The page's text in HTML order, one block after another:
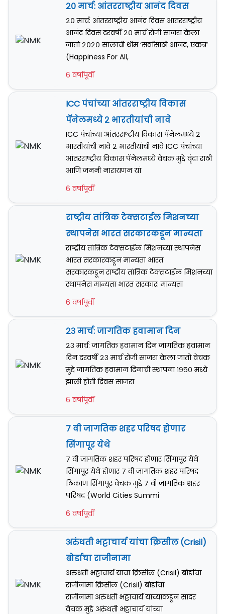
२० मार्च: आंतरराष्ट्रीय आनंद दिवस
२० मार्च: आंतरराष्ट्रीय आनंद दिवस आंतरराष्ट्रीय
आनंद दिवस दरवर्षी २० मार्च रोजी साजरा केला
जातो २०२० सालाची थीम ‘सर्वांसाठी आनंद, एकत्र’
(Happiness For All,
6 वर्षापूर्वी
ICC पंचांच्या आंतरराष्ट्रीय विकास
पॅनेलमध्ये २ भारतीयांची नावे
ICC पंचांच्या आंतरराष्ट्रीय विकास पॅनेलमध्ये २
भारतीयांची नावे २ भारतीयांची नावे ICC पंचांच्या
आंतरराष्ट्रीय विकास पॅनेलमध्ये वेचक मुद्दे वृंदा राठी
आणि जननी नारायणन यां
6 वर्षापूर्वी
राष्ट्रीय तांत्रिक टेक्सटाईल मिशनच्या
स्थापनेस भारत सरकारकडून मान्यता
राष्ट्रीय तांत्रिक टेक्सटाईल मिशनच्या स्थापनेस
भारत सरकारकडून मान्यता भारत
सरकारकडून राष्ट्रीय तांत्रिक टेक्सटाईल मिशनच्या
स्थापनेस मान्यता भारत सरकार: मान्यता
6 वर्षापूर्वी
२३ मार्च: जागतिक हवामान दिन
२३ मार्च: जागतिक हवामान दिन जागतिक हवामान
दिन दरवर्षी २३ मार्च रोजी साजरा केला जातो वेचक
मुद्दे जागतिक हवामान दिनाची स्थापना १९५० मध्ये
झाली होती दिवस साजरा
6 वर्षापूर्वी
७ वी जागतिक शहर परिषद होणार
सिंगापूर येथे
७ वी जागतिक शहर परिषद होणार सिंगापूर येथे
सिंगापूर येथे होणार ७ वी जागतिक शहर परिषद
ठिकाण सिंगापूर वेचक मुद्दे ७ वी जागतिक शहर
परिषद (World Cities Summi
6 वर्षापूर्वी
अरुंधती भट्टाचार्य यांचा क्रिसील (Crisil)
बोर्डाचा राजीनामा
अरुंधती भट्टाचार्य यांचा क्रिसील (Crisil) बोर्डाचा
राजीनामा क्रिसील (Crisil) बोर्डाचा
राजीनामा अरुंधती भट्टाचार्य यांच्याकडून सादर
वेचक मुद्दे अरुंधती भट्टाचार्य यांच्या